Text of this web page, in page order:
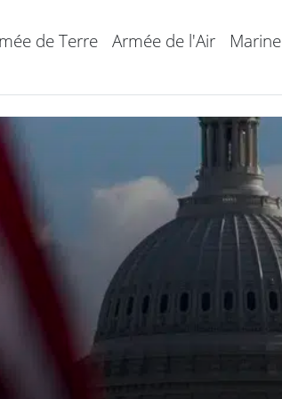
de Terre Armée de l'Air Marine